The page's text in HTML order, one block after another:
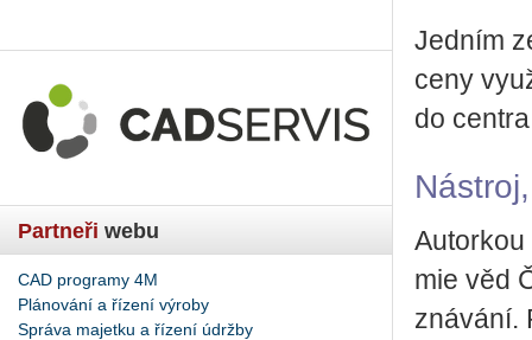
Partneři webu
CAD programy 4M
Plánování a řízení výroby
Správa majetku a řízení údržby
Jed­ním
ceny
do
mie věd
zná­vá­ní.